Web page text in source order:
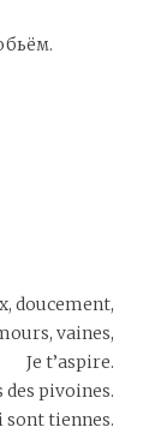
doucement,
vaines,
Je t’aspire.
des pivoines.
sont tiennes.